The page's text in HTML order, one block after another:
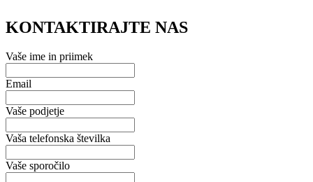
KONTAKTIRAJTE NAS
Vaše ime in priimek
Email
Vaše podjetje
Vaša telefonska številka
Vaše sporočilo